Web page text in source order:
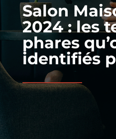
Salon
2024 : les
phares
identifiés